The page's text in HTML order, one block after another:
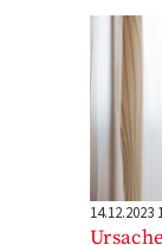
14.12.2023